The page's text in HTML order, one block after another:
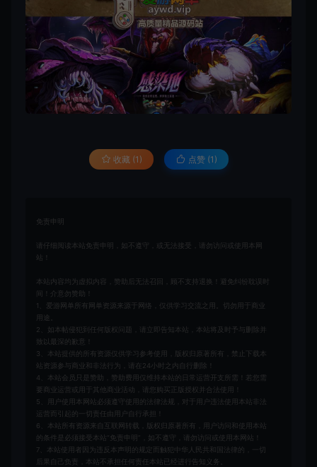
收藏 (1) 点赞 (1 )
免责申明
请仔细阅读本站免责申明，如不遵守，或无法接受，请勿访问或使用本网
站！
本站内容均为虚拟内容，赞助后无法召回，顾不支持退换！避免纠纷耽误时
间！介意勿赞助！
1、爱游网单所有网单资源来源于网络，仅供学习交流之用。切勿用于商业
用途。
2、如本帖侵犯到任何版权问题，请立即告知本站，本站将及时予与删除并
致以最深的歉意！
3、本站提供的所有资源仅供学习参考使用，版权归原著所有，禁止下载本
站资源参与商业和非法行为，请在24小时之内自行删除！
4、本站会员只是赞助，赞助费用仅维持本站的日常运营开支所需！若您需
要商业运营或用于其他商业活动，请您购买正版授权并合法使用！
5、用户使用本网站必须遵守使用的法律法规，对于用户违法使用本站非法
运营而引起的一切责任由用户自行承担！
6、本站所有资源来自互联网转载，版权归原著所有，用户访问和使用本站
的条件是必须接受本站“免责申明”，如不遵守，请勿访问或使用本网站！
7、本站使用者因为违反本声明的规定而触犯中华人民共和国法律的，一切
后果自己负责，本站不承担任何责任本站已经进行告知义务。